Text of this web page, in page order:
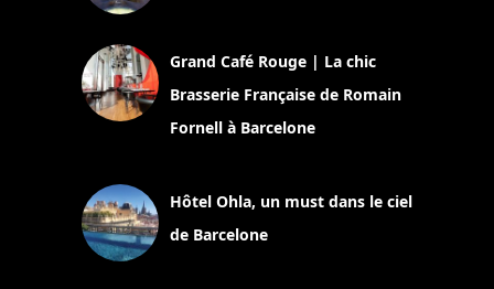
Grand Café Rouge | La chic
Brasserie Française de Romain
Fornell à Barcelone
Hôtel Ohla, un must dans le ciel
de Barcelone